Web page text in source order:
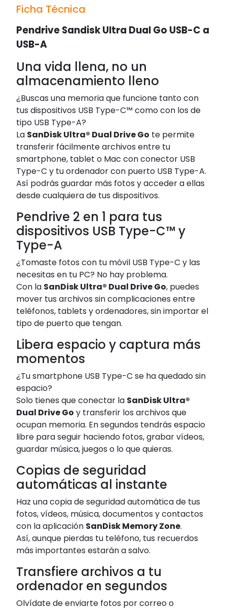
Ficha Técnica
Pendrive Sandisk Ultra Dual Go USB-C a
USB-A
Una vida llena, no un
almacenamiento lleno
¿Buscas una memoria que funcione tanto con
tus dispositivos USB Type-C™ como con los de
tipo USB Type-A?
La SanDisk Ultra® Dual Drive Go te permite
transferir fácilmente archivos entre tu
smartphone, tablet o Mac con conector USB
Type-C y tu ordenador con puerto USB Type-A.
Así podrás guardar más fotos y acceder a ellas
desde cualquiera de tus dispositivos.
Pendrive 2 en 1 para tus
dispositivos USB Type-C™ y
Type-A
¿Tomaste fotos con tu móvil USB Type-C y las
necesitas en tu PC? No hay problema.
Con la SanDisk Ultra® Dual Drive Go, puedes
mover tus archivos sin complicaciones entre
teléfonos, tablets y ordenadores, sin importar el
tipo de puerto que tengan.
Libera espacio y captura más
momentos
¿Tu smartphone USB Type-C se ha quedado sin
espacio?
Solo tienes que conectar la SanDisk Ultra®
Dual Drive Go y transferir los archivos que
ocupan memoria. En segundos tendrás espacio
libre para seguir haciendo fotos, grabar vídeos,
guardar música, juegos o lo que quieras.
Copias de seguridad
automáticas al instante
Haz una copia de seguridad automática de tus
fotos, vídeos, música, documentos y contactos
con la aplicación SanDisk Memory Zone.
Así, aunque pierdas tu teléfono, tus recuerdos
más importantes estarán a salvo.
Transfiere archivos a tu
ordenador en segundos
Olvídate de enviarte fotos por correo o